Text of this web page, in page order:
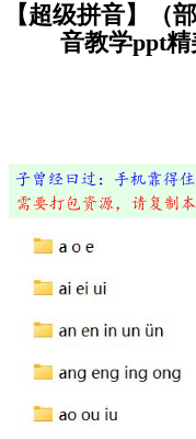
【超级拼音】（
音教学ppt精